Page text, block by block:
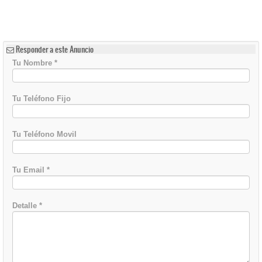
Responder a este Anuncio
Tu Nombre *
Tu Teléfono Fijo
Tu Teléfono Movil
Tu Email *
Detalle *